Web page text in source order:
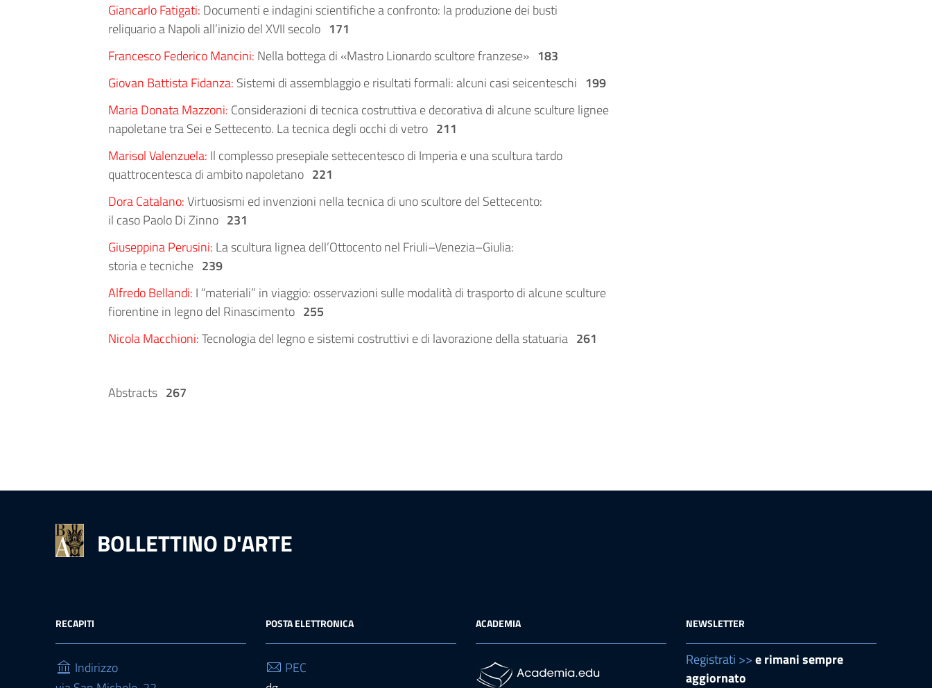
Giancarlo Fatigati: Documenti e indagini scientifiche a confronto: la produzione dei busti
reliquario a Napoli all’inizio del XVII secolo 171
Francesco Federico Mancini: Nella bottega di «Mastro Lionardo scultore franzese» 183
Giovan Battista Fidanza: Sistemi di assemblaggio e risultati formali: alcuni casi seicenteschi 199
Maria Donata Mazzoni: Considerazioni di tecnica costruttiva e decorativa di alcune sculture lignee
napoletane tra Sei e Settecento. La tecnica degli occhi di vetro 211
Marisol Valenzuela: Il complesso presepiale settecentesco di Imperia e una scultura tardo
quattrocentesca di ambito napoletano 221
Dora Catalano:Virtuosismi ed invenzioni nella tecnica di uno scultore del Settecento:
il caso Paolo Di Zinno 231
Giuseppina Perusini: La scultura lignea dell’Ottocento nel Friuli–Venezia–Giulia:
storia e tecniche 239
Alfredo Bellandi: I “materiali” in viaggio: osservazioni sulle modalità di trasporto di alcune sculture
fiorentine in legno del Rinascimento 255
Nicola Macchioni:Tecnologia del legno e sistemi costruttivi e di lavorazione della statuaria 261
Abstracts 267
BOLLETTINO D'ARTE
RECAPITI
Indirizzo
POSTA ELETTRONICA
PEC
ACADEMIA NEWSLETTER
Registrati >>e rimani sempre
aggiornato